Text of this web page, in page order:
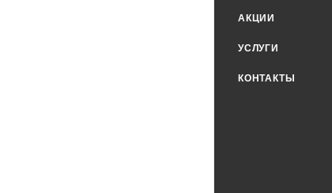
АКЦИИ
УСЛУГИ
КОНТАКТЫ